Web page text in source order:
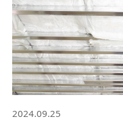
2024.09.25